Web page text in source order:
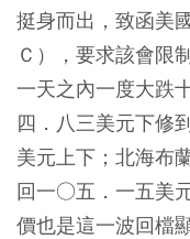
挺身而出，致函美
Ｃ），要求該會限
一天之內一度大跌
四．八三美元下
美元上下；北海布
回一○五．一五美
價也是這一波回檔